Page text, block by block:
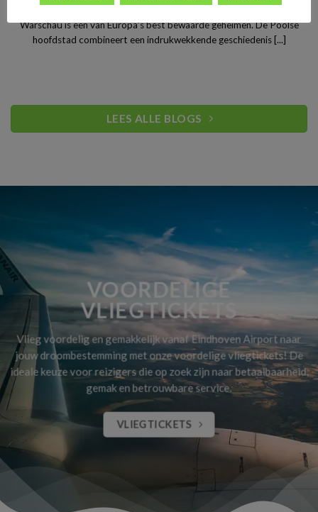
Warschau is een van Europa’s best bewaarde geheimen. De Poolse
hoofdstad combineert een indrukwekkende geschiedenis [...]
LEES ALLE BLOGS
VOORDELIGE
VLIEGTICKETS
Vlieg voordelig en gemakkelijk vanaf Eindhoven Airport naar
jouw droombestemming met onze voordelige vliegtickets! De
ideale keuze voor reizigers die op zoek zijn naar betaalbaarheid,
gemak en betrouwbare service.
VLIEGTICKETS